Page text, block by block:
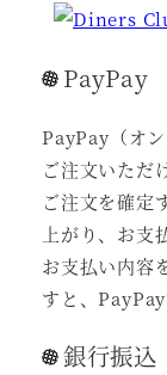
PayPay
PayPay（オ
ご注文いただ
ご注文を確定
上がり、お支
お支払い内容
すと、PayPay
銀行振込